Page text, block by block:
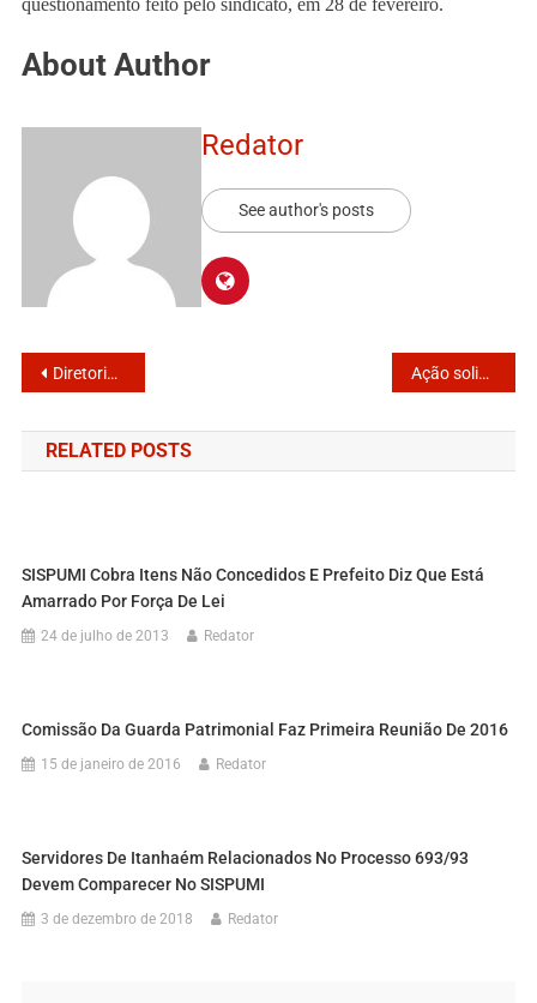
About Author
Redator
See author's posts
Diretoria executiva determina suspensão do atendimento presencial Ação solidária de ex-funcionário do SISPUMI ganha notoriedade em Itanhaém
RELATED POSTS
SISPUMI Cobra Itens Não Concedidos E Prefeito Diz Que Está
Amarrado Por Força De Lei
24 de julho de 2013 Redator
Comissão Da Guarda Patrimonial Faz Primeira Reunião De 2016
15 de janeiro de 2016 Redator
Servidores De Itanhaém Relacionados No Processo 693/93
Devem Comparecer No SISPUMI
3 de dezembro de 2018 Redator